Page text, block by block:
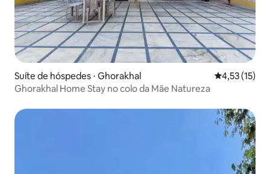
Suíte de hóspedes ⋅ Ghorakhal 4,53 de uma
4,53 (15)
Ghorakhal Home Stay no colo da Mãe Natureza